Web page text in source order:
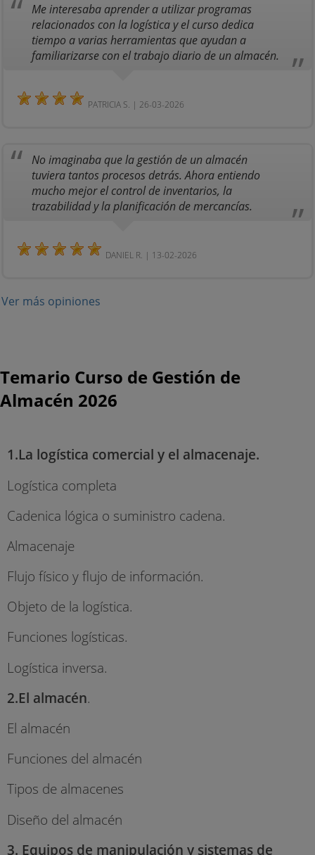
Me interesaba aprender a utilizar programas
relacionados con la logística y el curso dedica
tiempo a varias herramientas que ayudan a
familiarizarse con el trabajo diario de un almacén.
PATRICIA S. | 26-03-2026
No imaginaba que la gestión de un almacén
tuviera tantos procesos detrás. Ahora entiendo
mucho mejor el control de inventarios, la
trazabilidad y la planificación de mercancías.
DANIEL R. | 13-02-2026
Ver más opiniones
Temario Curso de Gestión de
Almacén 2026
1.La logística comercial y el almacenaje.
Logística completa
Cadenica lógica o suministro cadena.
Almacenaje
Flujo físico y flujo de información.
Objeto de la logística.
Funciones logísticas.
Logística inversa.
2.El almacén.
El almacén
Funciones del almacén
Tipos de almacenes
Diseño del almacén
3. Equipos de manipulación y sistemas de